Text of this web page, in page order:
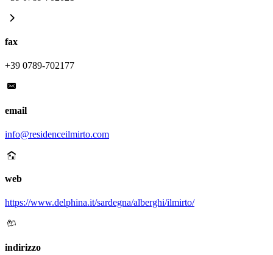
fax
+39 0789-702177
email
info@residenceilmirto.com
web
https://www.delphina.it/sardegna/alberghi/ilmirto/
indirizzo